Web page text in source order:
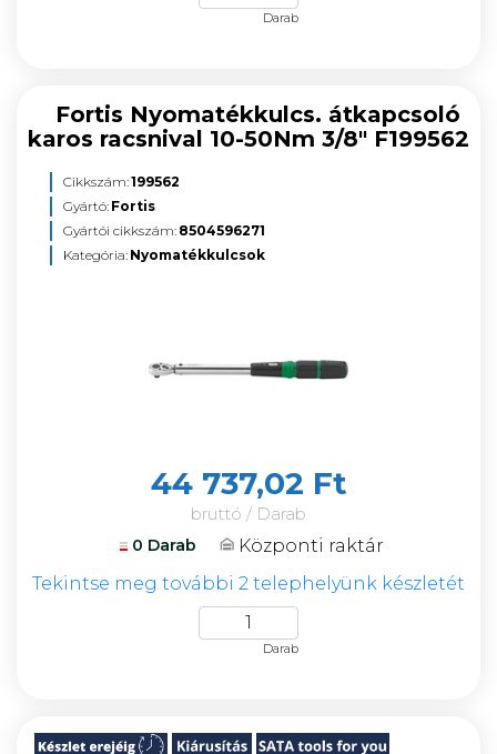
Darab
Fortis Nyomatékkulcs. átkapcsoló
karos racsnival 10-50Nm 3/8" F199562
Cikkszám:199562
Gyártó: Fortis
Gyártói cikkszám: 8504596271
Kategória: Nyomatékkulcsok
44 737,02 Ft
bruttó / Darab
0 Darab
Központi raktár
Tekintse meg további 2 telephelyünk készletét
Darab